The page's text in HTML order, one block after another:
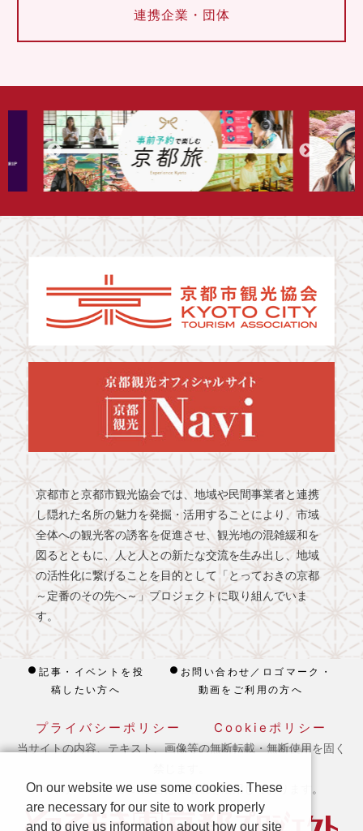
連携企業・団体
京都市と京都市観光協会では、地域や民間事業者と連携
し隠れた名所の魅力を発掘・活用することにより、市域
全体への観光客の誘客を促進させ、観光地の混雑緩和を
図るとともに、人と人との新たな交流を生み出し、地域
の活性化に繋げることを目的として「とっておきの京都
～定番のその先へ～」プロジェクトに取り組んでいま
す。
記事・イベントを投
稿したい方へ
お問い合わせ／ロゴマーク・
動画をご利用の方へ
プライバシーポリシー Cookieポリシー
当サイトの内容、テキスト、画像等の無断転載・無断使用を固く
※ 本ホームページの運営は宿泊税を活用しております。
On our website we use some cookies. These
are necessary for our site to work properly
and to give us information about how our site